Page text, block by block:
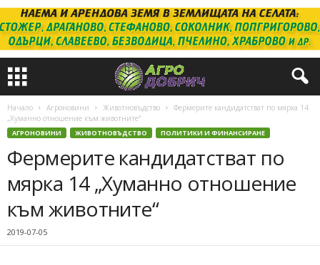
Начало Агроновини Животновъдство
Фермерите кандидатстват по мярка 14
„Хуманно отношение към животните“
АГРОНОВИНИ ЖИВОТНОВЪДСТВО ПОЛИТИКИ И ФИНАНСИРАНЕ
Фермерите кандидатстват по
мярка 14 „Хуманно отношение
към животните“
2019-07-05